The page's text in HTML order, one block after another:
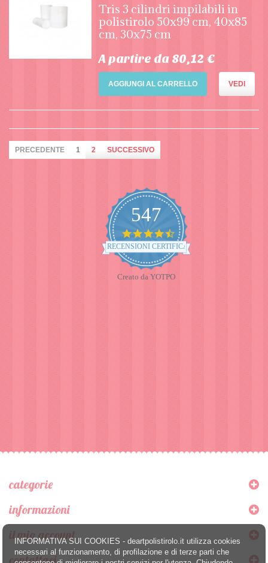
INFORMATIVA SUI COOKIES - deartpolistirolo.it utilizza cookies
necessari al funzionamento, di profilazione e di terze parti che
Tris 3 cilindri impilabili in
polistirolo 50x99 cm, 40x85
cm, 30x75 cm
A partire da 80,12 €
AGGIUNGI AL CARRELLO VEDI
PRECEDENTE 1 2 SUCCESSIVO
547
4.7
star
rating
RECENSIONI CERTIFICATE
Creato da YOTPO
categorie
informazioni
il mio account
contattaci